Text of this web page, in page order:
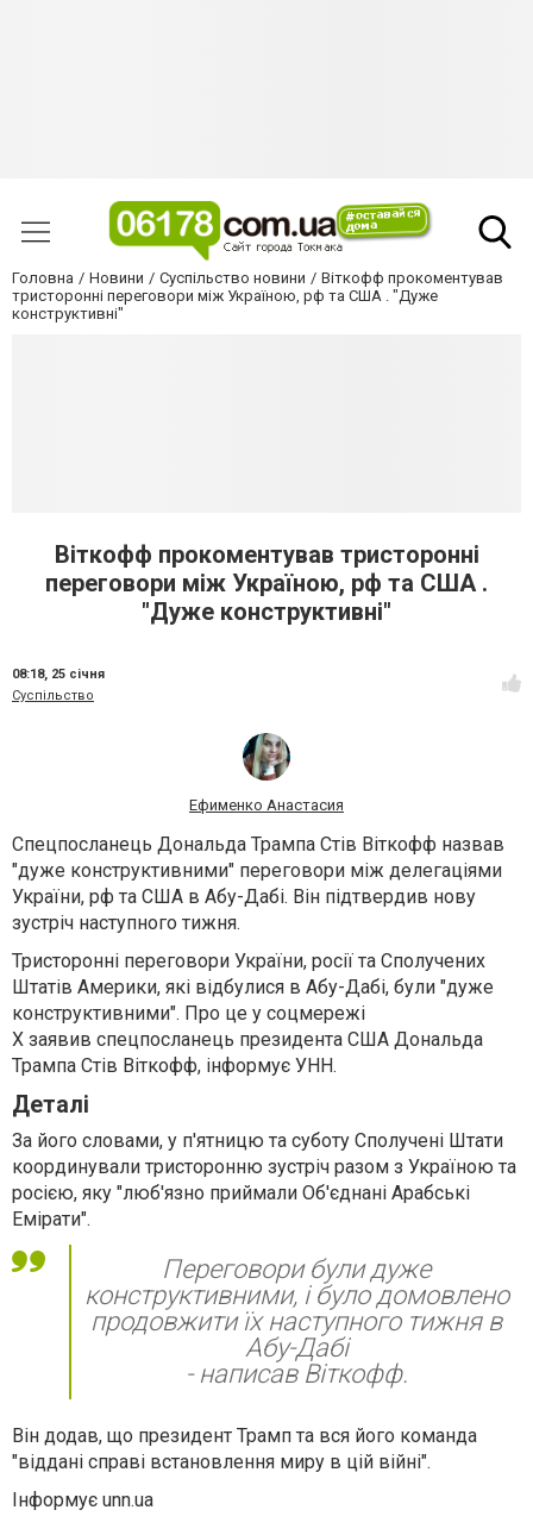
Головна Новини Суспільство новини
Віткофф прокоментував
тристоронні переговори між Україною, рф та США . "Дуже
конструктивні"
Віткофф прокоментував тристоронні
переговори між Україною, рф та США .
"Дуже конструктивні"
08:18, 25 січня
Суспільство
Ефименко Анастасия
Спецпосланець Дональда Трампа Стів Віткофф назвав
"дуже конструктивними" переговори між делегаціями
України, рф та США в Абу-Дабі. Він підтвердив нову
зустріч наступного тижня.
Тристоронні переговори України, росії та Сполучених
Штатів Америки, які відбулися в Абу-Дабі, були "дуже
конструктивними". Про це у соцмережі
Х заявив спецпосланець президента США Дональда
Трампа Стів Віткофф, інформує УНН.
Деталі
За його словами, у п'ятницю та суботу Сполучені Штати
координували тристоронню зустріч разом з Україною та
росією, яку "люб'язно приймали Об'єднані Арабські
Емірати".
Переговори були дуже
конструктивними, і було домовлено
продовжити їх наступного тижня в
Абу-Дабі
- написав Віткофф.
Він додав, що президент Трамп та вся його команда
"віддані справі встановлення миру в цій війні".
Інформує unn.ua